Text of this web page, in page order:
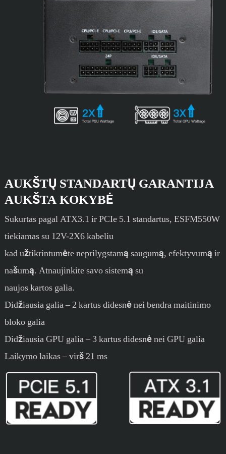
AUKŠTŲ STANDARTŲ GARANTIJA
AUKŠTA KOKYBĖ
Sukurtas pagal ATX3.1 ir PCIe 5.1 standartus, ESFM550W
tiekiamas su 12V-2X6 kabeliu
kad užtikrintumėte neprilygstamą saugumą, efektyvumą ir
našumą. Atnaujinkite savo sistemą su
naujos kartos galia.
Didžiausia galia – 2 kartus didesnė nei bendra maitinimo
bloko galia
Didžiausia GPU galia – 3 kartus didesnė nei GPU galia
Laikymo laikas – virš 21 ms